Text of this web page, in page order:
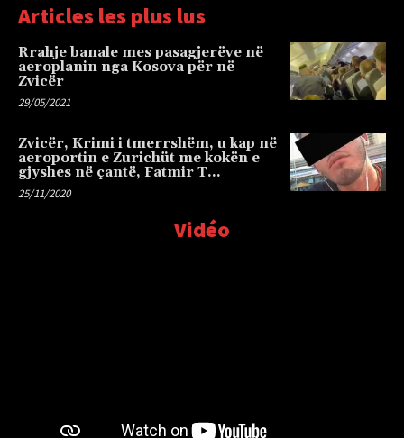
Articles les plus lus
Rrahje banale mes pasagjerëve në
aeroplanin nga Kosova për në
Zvicër
29/05/2021
Zvicër, Krimi i tmerrshëm, u kap në
aeroportin e Zurichüt me kokën e
gjyshes në çantë, Fatmir T…
25/11/2020
Vidéo